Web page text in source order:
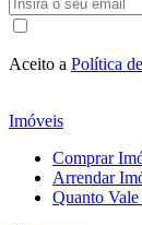
Aceito a Política
Imóveis
Comprar
Arrendar
Quanto